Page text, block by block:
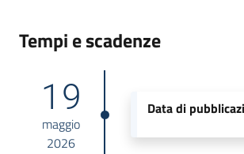
Tempi e scadenze
19
maggio
2026
Data di